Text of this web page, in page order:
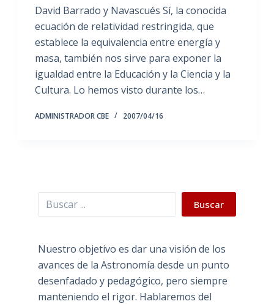
David Barrado y Navascués Sí, la conocida
ecuación de relatividad restringida, que
establece la equivalencia entre energía y
masa, también nos sirve para exponer la
igualdad entre la Educación y la Ciencia y la
Cultura. Lo hemos visto durante los…
ADMINISTRADOR CBE 2007/04/16
Buscar Buscar
Nuestro objetivo es dar una visión de los
avances de la Astronomía desde un punto
desenfadado y pedagógico, pero siempre
manteniendo el rigor. Hablaremos del